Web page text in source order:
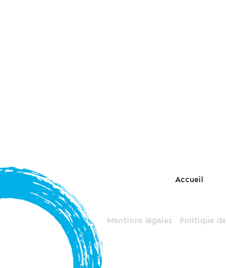
Accueil
Mentions légales Politique